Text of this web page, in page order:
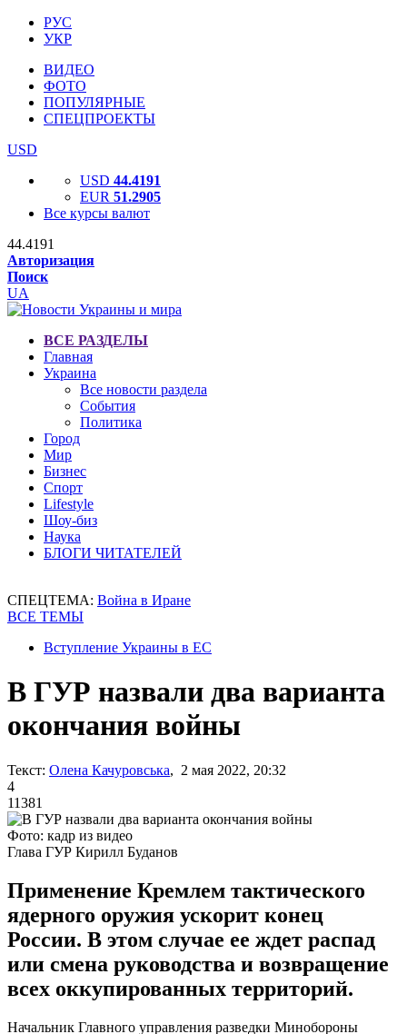
РУС
УКР
ВИДЕО
ФОТО
ПОПУЛЯРНЫЕ
СПЕЦПРОЕКТЫ
USD
USD 44.4191
EUR 51.2905
Все курсы валют
44.4191
Авторизация
Поиск
UA
ВСЕ РАЗДЕЛЫ
Главная
Украина
Все новости раздела
События
Политика
Город
Мир
Бизнес
Спорт
Lifestyle
Шоу-биз
Наука
БЛОГИ ЧИТАТЕЛЕЙ
СПЕЦТЕМА: Война в Иране
ВСЕ ТЕМЫ
Вступление Украины в ЕС
В ГУР назвали два варианта
окончания войны
Текст: Олена Качуровська, 2 мая 2022, 20:32
4
11381
Фото: кадр из видео
Глава ГУР Кирилл Буданов
Применение Кремлем тактического
ядерного оружия ускорит конец
России. В этом случае ее ждет распад
или смена руководства и возвращение
всех оккупированных территорий.
Начальник Главного управления разведки Минобороны